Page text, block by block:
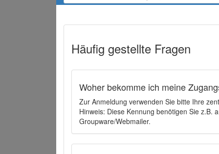
Häufig gestellte Fragen
Woher bekomme ich meine
Zur Anmeldung verwenden Sie bitte Ihre
Hinweis: Diese Kennung benötigen Sie z.B.
Groupware/Webmailer.